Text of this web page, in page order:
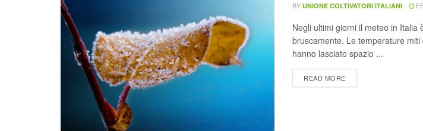
BY UNIONE COLTIVATORI ITALIANI
Negli ultimi giorni il meteo in Italia
bruscamente. Le temperature miti
hanno lasciato spazio ...
READ MORE